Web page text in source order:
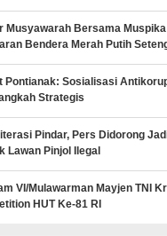
Musyawarah Bersama
Bendera Merah Putih
Pontianak: Sosialisasi
Strategis
Pindar, Pers Didorong
Lawan Pinjol Ilegal
VI/Mulawarman Mayjen TNI
HUT Ke-81 RI